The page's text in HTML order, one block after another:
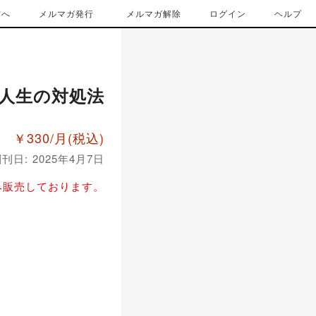
メルマガ発行 メルマガ解除 ログイン ヘルプ
生の対処法
￥330/月 (税込)
日: 2025年4月7日
売しております。